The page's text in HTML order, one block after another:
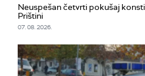
Neuspešan četvrti pokušaj
Prištini
07. 08. 2026.